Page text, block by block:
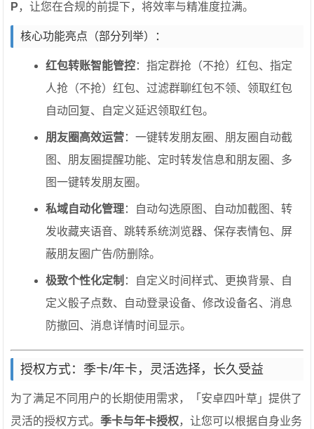
P，让您在合规的前提下，将效率与精准度拉满。
核心功能亮点（部分列举）：
红包转账智能管控：指定群抢（不抢）红包、指定
人抢（不抢）红包、过滤群聊红包不领、领取红包
自动回复、自定义延迟领取红包。
朋友圈高效运营：一键转发朋友圈、朋友圈自动截
图、朋友圈提醒功能、定时转发信息和朋友圈、多
图一键转发朋友圈。
私域自动化管理：自动勾选原图、自动加截图、转
发收藏夹语音、跳转系统浏览器、保存表情包、屏
蔽朋友圈广告/防删除。
极致个性化定制 ：自定义时间样式、更换背景、自
定义骰子点数、自动登录设备、修改设备名、消息
防撤回、消息详情时间显示。
授权方式：季卡/年卡，灵活选择，长久受益
为了满足不同用户的长期使用需求，「安卓四叶草」提供了
灵活的授权方式。季卡与年卡授权，让您可以根据自身业务